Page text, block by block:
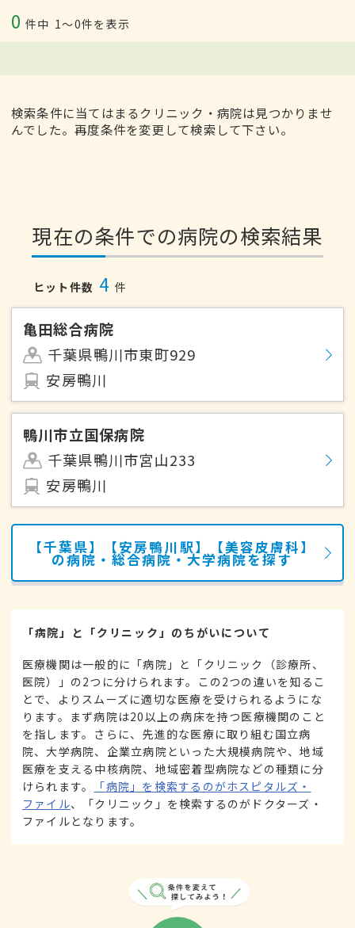
0 件中 1〜0件を表示
検索条件に当てはまるクリニック・病院は見つかりませ
んでした。再度条件を変更して検索して下さい。
現在の条件での病院の検索結果
ヒット件数 4 件
亀田総合病院
千葉県鴨川市東町929
安房鴨川
鴨川市立国保病院
千葉県鴨川市宮山233
安房鴨川
【千葉県】【安房鴨川駅】【美容皮膚科】
の病院・総合病院・大学病院を探す
「病院」と「クリニック」のちがいについて
医療機関は一般的に「病院」と「クリニック（診療所、
医院）」の2つに分けられます。この2つの違いを知るこ
とで、よりスムーズに適切な医療を受けられるようにな
ります。まず病院は20以上の病床を持つ医療機関のこと
を指します。さらに、先進的な医療に取り組む国立病
院、大学病院、企業立病院といった大規模病院や、地域
医療を支える中核病院、地域密着型病院などの種類に分
けられます。
「病院」を検索するのがホスピタルズ・
ファイル、「クリニック」を検索するのがドクターズ・
ファイルとなります。